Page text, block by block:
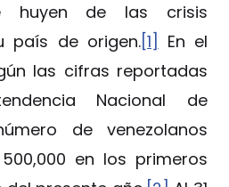
huyen de las crisis
país de origen.[1] En el
las cifras reportadas
Nacional de
de venezolanos
en los primeros